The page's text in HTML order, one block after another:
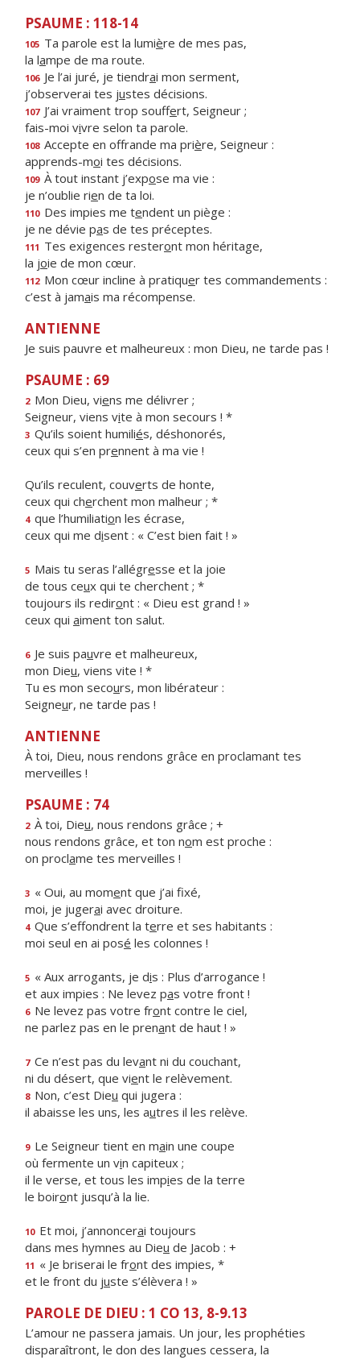
PSAUME : 118-14
105 Ta parole est la lumière de mes pas,
la lampe de ma route.
106 Je l’ai juré, je tiendrai mon serment,
j’observerai tes justes décisions.
107 J’ai vraiment trop souffert, Seigneur ;
fais-moi vivre selon ta parole.
108 Accepte en offrande ma prière, Seigneur :
apprends-moi tes décisions.
109 À tout instant j’expose ma vie :
je n’oublie rien de ta loi.
110 Des impies me tendent un piège :
je ne dévie pas de tes préceptes.
111 Tes exigences resteront mon héritage,
la joie de mon cœur.
112 Mon cœur incline à pratiquer tes commandements :
c’est à jamais ma récompense.
ANTIENNE
Je suis pauvre et malheureux : mon Dieu, ne tarde pas !
PSAUME : 69
2 Mon Dieu, viens me délivrer ;
Seigneur, viens vite à mon secours ! *
3 Qu’ils soient humiliés, déshonorés,
ceux qui s’en prennent à ma vie !
Qu’ils reculent, couverts de honte,
ceux qui cherchent mon malheur ; *
4 que l’humiliation les écrase,
ceux qui me disent : « C’est bien fait ! »
5 Mais tu seras l’allégresse et la joie
de tous ceux qui te cherchent ; *
toujours ils rediront : « Dieu est grand ! »
ceux qui aiment ton salut.
6 Je suis pauvre et malheureux,
mon Dieu, viens vite ! *
Tu es mon secours, mon libérateur :
Seigneur, ne tarde pas !
ANTIENNE
À toi, Dieu, nous rendons grâce en proclamant tes
merveilles !
PSAUME : 74
2 À toi, Dieu, nous rendons grâce ; +
nous rendons grâce, et ton nom est proche :
on proclame tes merveilles !
3 « Oui, au moment que j’ai fixé,
moi, je jugerai avec droiture.
4 Que s’effondrent la terre et ses habitants :
moi seul en ai posé les colonnes !
5 « Aux arrogants, je dis : Plus d’arrogance !
et aux impies : Ne levez pas votre front !
6 Ne levez pas votre front contre le ciel,
ne parlez pas en le prenant de haut ! »
7 Ce n’est pas du levant ni du couchant,
ni du désert, que vient le relèvement.
8 Non, c’est Dieu qui jugera :
il abaisse les uns, les autres il les relève.
9 Le Seigneur tient en main une coupe
où fermente un vin capiteux ;
il le verse, et tous les impies de la terre
le boiront jusqu’à la lie.
10 Et moi, j’annoncerai toujours
dans mes hymnes au Dieu de Jacob : +
11 « Je briserai le front des impies, *
et le front du juste s’élèvera ! »
PAROLE DE DIEU : 1 CO 13, 8-9.13
L’amour ne passera jamais. Un jour, les prophéties
disparaîtront, le don des langues cessera, la